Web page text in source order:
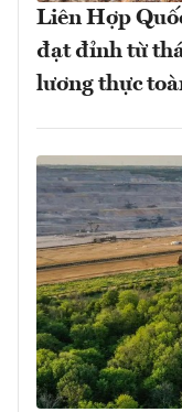
Liên Hợp
đạt đỉnh từ
lương thực